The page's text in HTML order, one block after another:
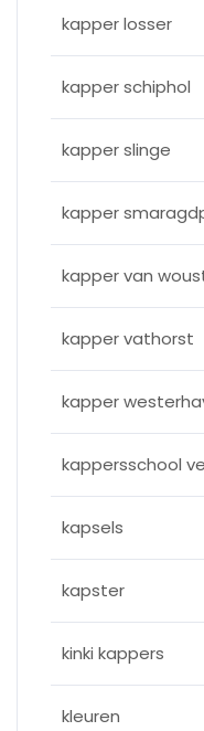
kapper losser
kapper schiphol
kapper slinge
kapper
kapper van
kapper vathorst
kapper
kappersschool
kapsels
kapster
kinki kappers
kleuren